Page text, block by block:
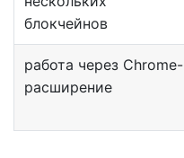
блокчейнов
работа через Chrome-
расширение